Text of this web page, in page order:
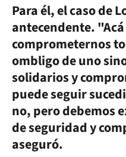
Para él, el caso de
antecendente.
comprometernos
ombligo de uno
solidarios y
puede seguir
no, pero debemos
de seguridad y
aseguró.